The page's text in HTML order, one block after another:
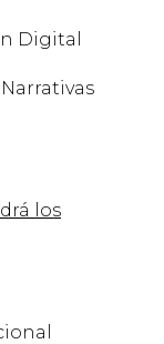
Digital
los